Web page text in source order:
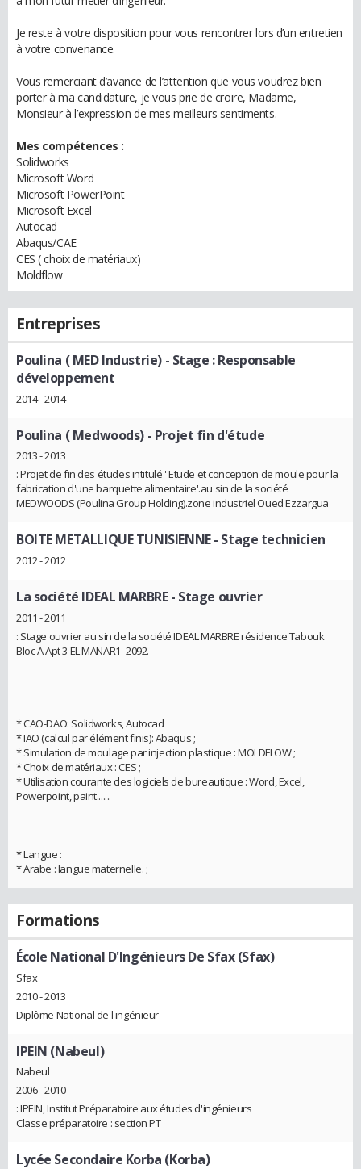
Je reste à votre disposition pour vous rencontrer lors d’un entretien
à votre convenance.
Vous remerciant d’avance de l’attention que vous voudrez bien
porter à ma candidature, je vous prie de croire, Madame,
Monsieur à l’expression de mes meilleurs sentiments.
Mes compétences :
Solidworks
Microsoft Word
Microsoft PowerPoint
Microsoft Excel
Autocad
Abaqus/CAE
CES ( choix de matériaux)
Moldflow
Entreprises
Poulina ( MED Industrie)- Stage : Responsable
développement
2014 - 2014
Poulina ( Medwoods) - Projet fin d'étude
2013 - 2013
: Projet de fin des études intitulé ' Etude et conception de moule pour la
fabrication d'une barquette alimentaire'.au sin de la société
MEDWOODS (Poulina Group Holding).zone industriel Oued Ezzargua
BOITE METALLIQUE TUNISIENNE- Stage technicien
2012 - 2012
La société IDEAL MARBRE- Stage ouvrier
2011 - 2011
: Stage ouvrier au sin de la société IDEAL MARBRE résidence Tabouk
Bloc A Apt 3 EL MANAR1 -2092.
* CAO-DAO: Solidworks, Autocad
* IAO (calcul par élément finis): Abaqus ;
* Simulation de moulage par injection plastique : MOLDFLOW ;
* Choix de matériaux : CES ;
* Utilisation courante des logiciels de bureautique : Word, Excel,
Powerpoint, paint.......
* Langue :
* Arabe : langue maternelle. ;
Formations
École National D'Ingénieurs De Sfax (Sfax)
Sfax
2010 - 2013
Diplôme National de l'ingénieur
IPEIN (Nabeul)
Nabeul
2006 - 2010
: IPEIN, Institut Préparatoire aux études d'ingénieurs
Classe préparatoire : section PT
Lycée Secondaire Korba (Korba)